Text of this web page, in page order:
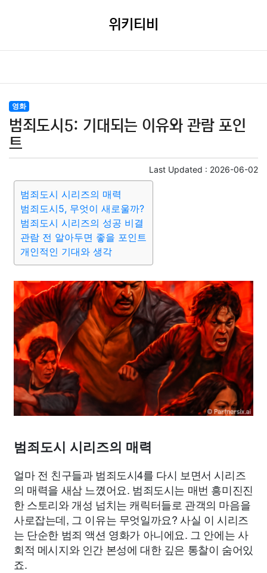
위키티비
영화
범죄도시5: 기대되는 이유와 관람 포인
트
Last Updated : 2026-06-02
범죄도시 시리즈의 매력
범죄도시5, 무엇이 새로울까?
범죄도시 시리즈의 성공 비결
관람 전 알아두면 좋을 포인트
개인적인 기대와 생각
범죄도시 시리즈의 매력
얼마 전 친구들과 범죄도시4를 다시 보면서 시리즈
의 매력을 새삼 느꼈어요. 범죄도시는 매번 흥미진진
한 스토리와 개성 넘치는 캐릭터들로 관객의 마음을
사로잡는데, 그 이유는 무엇일까요? 사실 이 시리즈
는 단순한 범죄 액션 영화가 아니에요. 그 안에는 사
회적 메시지와 인간 본성에 대한 깊은 통찰이 숨어있
죠.